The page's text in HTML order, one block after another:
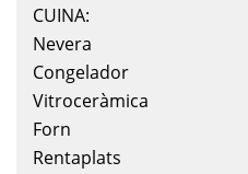
CUINA:
Nevera
Congelador
Vitroceràmica
Forn
Rentaplats